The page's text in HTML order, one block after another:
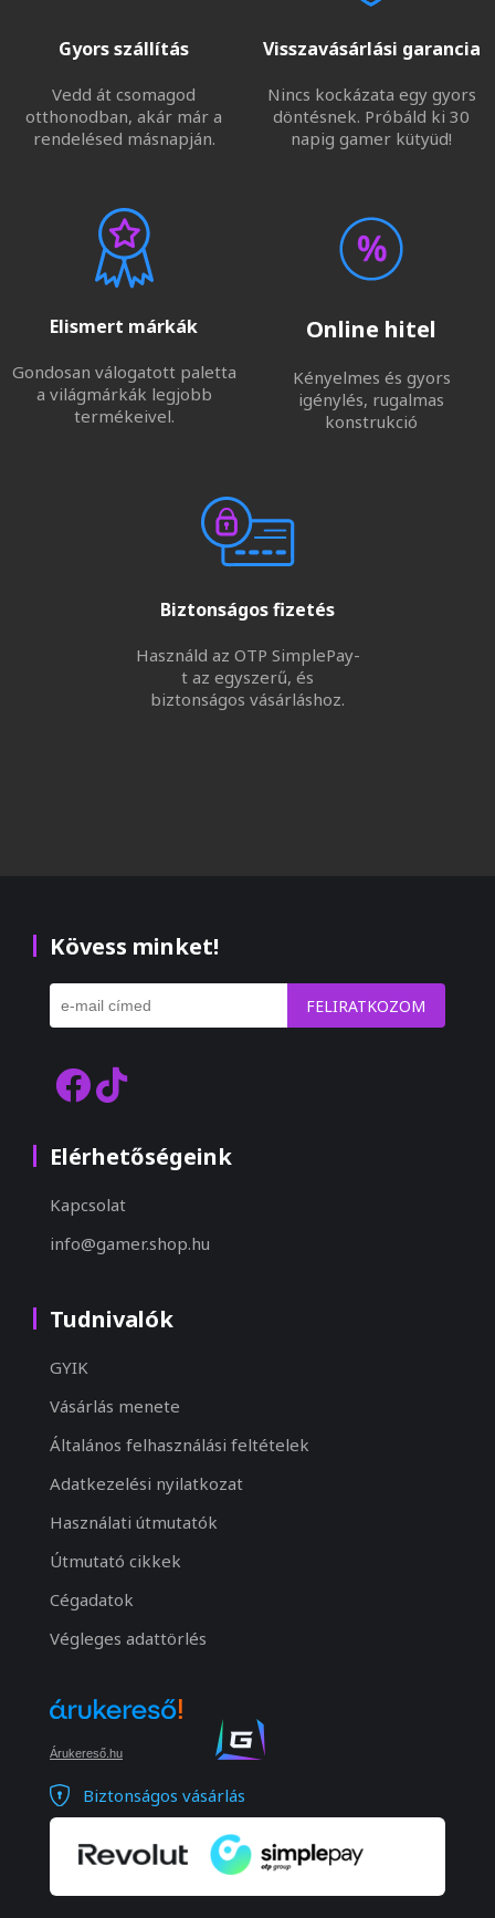
Gyors szállítás
Vedd át csomagod
otthonodban, akár már a
rendelésed másnapján.
Visszavásárlási garancia
Nincs kockázata egy gyors
döntésnek. Próbáld ki 30
napig gamer kütyüd!
Elismert márkák
Gondosan válogatott paletta
a világmárkák legjobb
termékeivel.
Online hitel
Kényelmes és gyors
igénylés, rugalmas
konstrukció
Biztonságos fizetés
Használd az OTP SimplePay-
t az egyszerű, és
biztonságos vásárláshoz.
Kövess minket!
FELIRATKOZOM
Elérhetőségeink
Kapcsolat
info@gamer.shop.hu
Tudnivalók
GYIK
Vásárlás menete
Általános felhasználási feltételek
Adatkezelési nyilatkozat
Használati útmutatók
Útmutató cikkek
Cégadatok
Végleges adattörlés
Árukereső.hu
Biztonságos vásárlás